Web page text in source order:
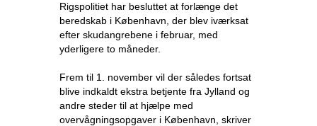
Rigspolitiet har besluttet at forlænge det
beredskab i København, der blev iværksat
efter skudangrebene i februar, med
yderligere to måneder.
Frem til 1. november vil der således fortsat
blive indkaldt ekstra betjente fra Jylland og
andre steder til at hjælpe med
overvågningsopgaver i København, skriver